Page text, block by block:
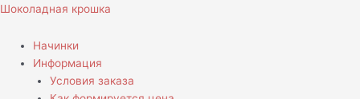
Перейти
содержимому
Шоколадная крошка
Начинки
Информация
Условия заказа